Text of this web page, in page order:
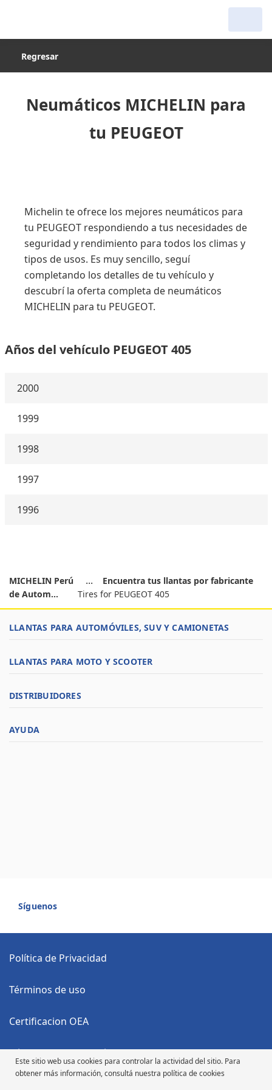
Este sitio web usa cookies para controlar la actividad del sitio. Para
obtener más información, consultá nuestra política de cookies
Regresar
Neumáticos MICHELIN para
tu PEUGEOT
Michelin te ofrece los mejores neumáticos para
tu PEUGEOT respondiendo a tus necesidades de
seguridad y rendimiento para todos los climas y
tipos de usos. Es muy sencillo, seguí
completando los detalles de tu vehículo y
descubrí la oferta completa de neumáticos
MICHELIN para tu PEUGEOT.
Años del vehículo PEUGEOT 405
2000
1999
1998
1997
1996
MICHELIN Perú
Encuentra tus llantas por fabricante
de Autom...
Tires for PEUGEOT 405
LLANTAS PARA AUTOMÓVILES, SUV Y CAMIONETAS
LLANTAS PARA MOTO Y SCOOTER
DISTRIBUIDORES
AYUDA
Síguenos
Política de Privacidad
Términos de uso
Certificacion OEA
Código Anticorrupción